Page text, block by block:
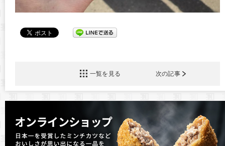
一覧を見る 次の記事